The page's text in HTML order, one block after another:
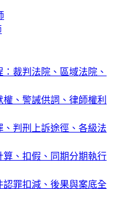
裁判法院、區域法院、
、警誡供詞、律師權利
判刑上訴途徑、各級法
、扣假、同期分期執行
罪扣減、後果與案底全